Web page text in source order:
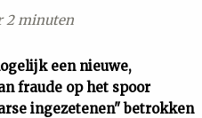
2 minuten
een nieuwe,
fraude op het spoor
ingezetenen" betrokken